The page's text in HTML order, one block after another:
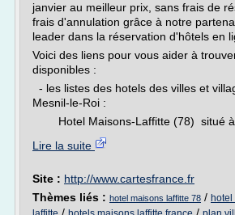
janvier au meilleur prix, sans frais de
frais d'annulation grâce à notre
leader dans la réservation d'hôtels en
Voici des liens pour vous aider à
disponibles :
- les listes des hotels des villes et
Mesnil-le-Roi :
Hotel Maisons-Laffitte (78) situé à
Lire la suite
Site : http://www.cartesfrance.fr
Thèmes liés : hotel maisons laffitte 78 /